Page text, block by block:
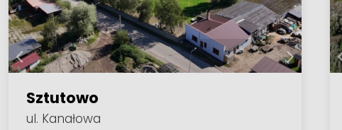
Sztutowo
ul. Kanałowa